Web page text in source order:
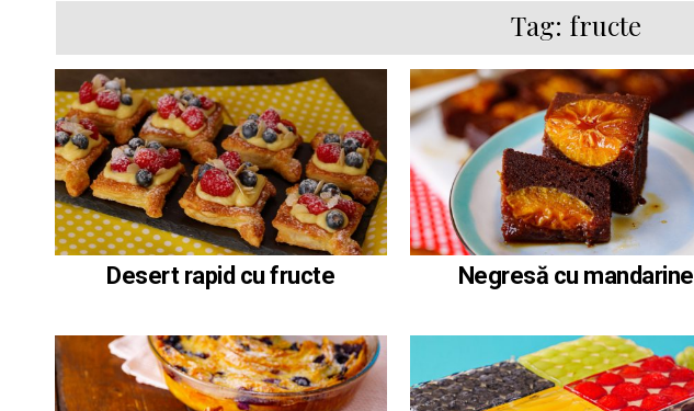
Tag: fructe
Desert rapid cu fructe Negresă cu mandarine